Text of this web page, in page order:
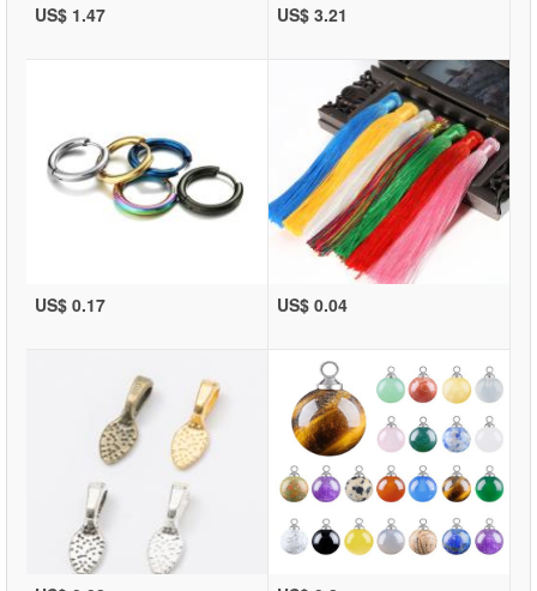
US$ 1.47 US$ 3.21
US$ 0.17 US$ 0.04